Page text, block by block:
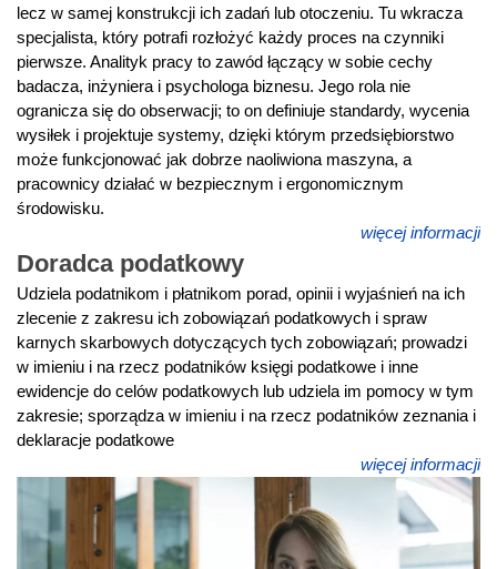
lecz w samej konstrukcji ich zadań lub otoczeniu. Tu wkracza
specjalista, który potrafi rozłożyć każdy proces na czynniki
pierwsze. Analityk pracy to zawód łączący w sobie cechy
badacza, inżyniera i psychologa biznesu. Jego rola nie
ogranicza się do obserwacji; to on definiuje standardy, wycenia
wysiłek i projektuje systemy, dzięki którym przedsiębiorstwo
może funkcjonować jak dobrze naoliwiona maszyna, a
pracownicy działać w bezpiecznym i ergonomicznym
środowisku.
więcej informacji
Doradca podatkowy
Udziela podatnikom i płatnikom porad, opinii i wyjaśnień na ich
zlecenie z zakresu ich zobowiązań podatkowych i spraw
karnych skarbowych dotyczących tych zobowiązań; prowadzi
w imieniu i na rzecz podatników księgi podatkowe i inne
ewidencje do celów podatkowych lub udziela im pomocy w tym
zakresie; sporządza w imieniu i na rzecz podatników zeznania i
deklaracje podatkowe
więcej informacji